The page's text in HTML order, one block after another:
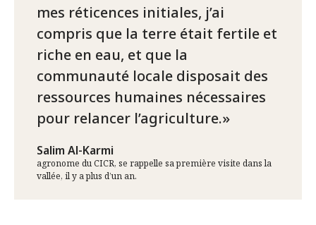
mes réticences initiales, j’ai
compris que la terre était fertile et
riche en eau, et que la
communauté locale disposait des
ressources humaines nécessaires
pour relancer l’agriculture.
Salim Al-Karmi
agronome du CICR, se rappelle sa première visite dans la
vallée, il y a plus d’un an.